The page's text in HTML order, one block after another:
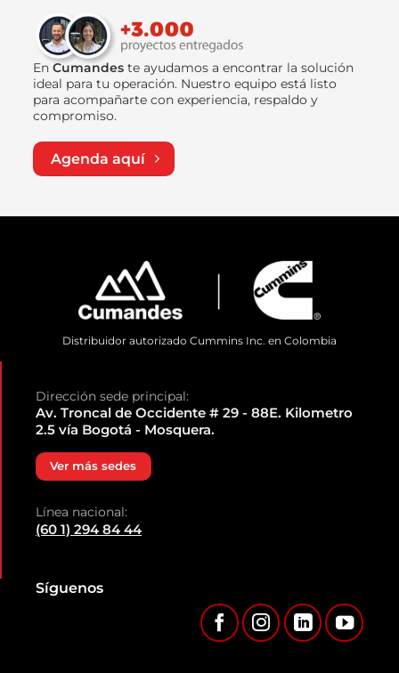
EnCumandes te ayudamos a encontrar la solución
ideal para tu operación. Nuestro equipo está listo
para acompañarte con experiencia, respaldo y
compromiso.
Agenda aquí
Distribuidor autorizado Cummins Inc. en Colombia
Dirección sede principal:
Av. Troncal de Occidente # 29 - 88E. Kilometro
2.5 vía Bogotá - Mosquera.
Ver más sedes
Línea nacional:
(60 1) 294 84 44
Síguenos